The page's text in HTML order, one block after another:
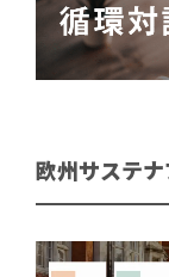
欧州サステ